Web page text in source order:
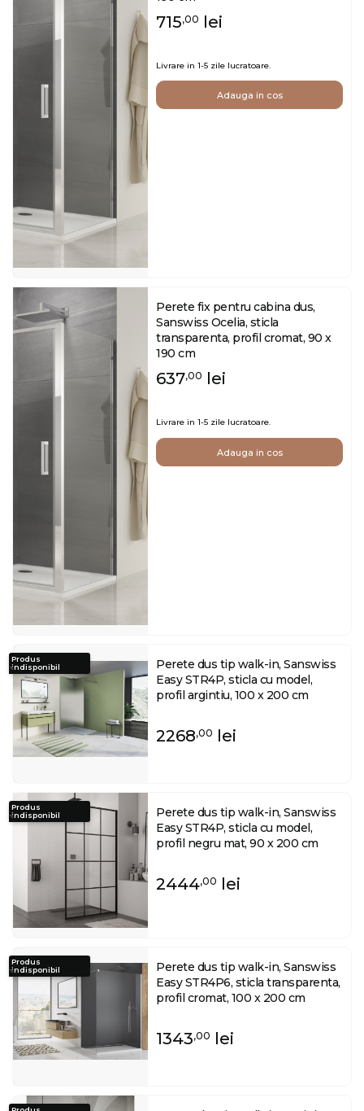
715,00 lei
Livrare in 1-5 zile lucratoare.
Adauga in cos
Perete fix pentru cabina dus,
Sanswiss Ocelia, sticla
transparenta, profil cromat, 90 x
190 cm
637,00 lei
Livrare in 1-5 zile lucratoare.
Adauga in cos
Perete dus tip walk-in, Sanswiss
Easy STR4P, sticla cu model,
profil argintiu, 100 x 200 cm
2268,00 lei
Produs
indisponibil
Perete dus tip walk-in, Sanswiss
Easy STR4P, sticla cu model,
profil negru mat, 90 x 200 cm
2444,00 lei
Produs
indisponibil
Perete dus tip walk-in, Sanswiss
Easy STR4P6, sticla transparenta,
profil cromat, 100 x 200 cm
1343,00 lei
Produs
indisponibil